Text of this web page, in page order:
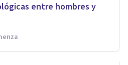
entre hombres y